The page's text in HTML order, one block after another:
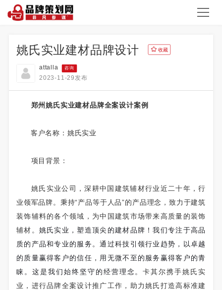
姚氏实业建材品牌设计 收藏
attalla 咨询
2023-11-29发布
郑州姚氏实业建材品牌全案设计案例
客户名称：姚氏实业
项目背景：
姚氏实业公司，深耕中国建筑辅材行业近二十年，行
业领军品牌。秉持“产品等于人品”的产品理念，致力于建筑
装饰辅料的各个领域，为中国建筑市场带来高质量的装饰
辅材。 姚氏实业，塑造顶尖的建材品牌！我们专注于高品
质的产品和专业的服务。通过科技引领行业趋势，以卓越
的质量赢得客户的信任，用无微不至的服务赢得客户的青
睐。这是我们始终坚守的经营理念。卡其尔携手姚氏实
业，进行品牌全案设计推广工作，助力姚氏打造高标准建